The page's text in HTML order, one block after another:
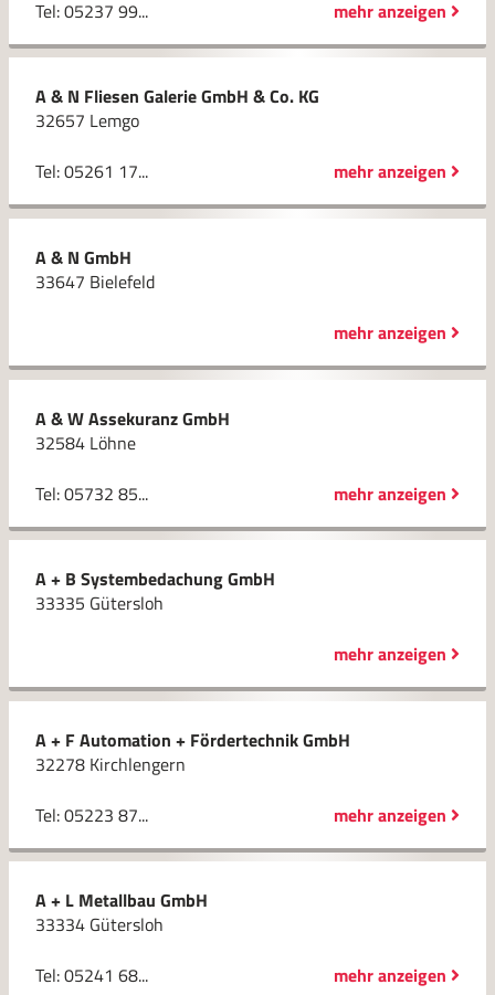
Tel: 05237 99... mehr anzeigen
A & N Fliesen Galerie GmbH & Co. KG
32657 Lemgo
Tel: 05261 17...
mehr anzeigen
A & N GmbH
33647 Bielefeld
mehr anzeigen
A & W Assekuranz GmbH
32584 Löhne
Tel: 05732 85...
mehr anzeigen
A + B Systembedachung GmbH
33335 Gütersloh
mehr anzeigen
A + F Automation + Fördertechnik GmbH
32278 Kirchlengern
Tel: 05223 87...
mehr anzeigen
A + L Metallbau GmbH
33334 Gütersloh
Tel: 05241 68...
mehr anzeigen